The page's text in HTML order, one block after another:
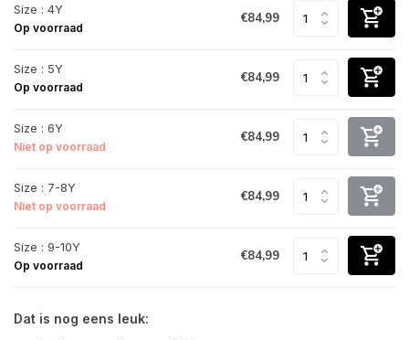
Size : 4Y
Op voorraad
€84,99
Size : 5Y
Op voorraad
€84,99
Size : 6Y
Niet op voorraad
€84,99
Size : 7-8Y
Niet op voorraad
€84,99
Size : 9-10Y
Op voorraad
€84,99
Dat is nog eens leuk: